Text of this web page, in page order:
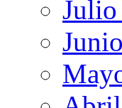
Julio